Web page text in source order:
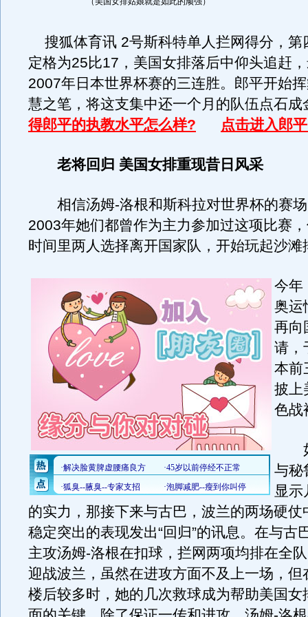
搜狐体育讯 2号斯科特单人拦网得分，第
定格为25比17，美国女排落后中仰头追赶
2007年日本世界杯赛的三连胜。郎平开始
慧之笔，将这支集中还一个月的队伍点石成
得郎平的执教水平怎么样?
点击进入郎
老将回归 美国女排重现昔日风采
相信汤姆-洛根和斯科拉对世界杯的赛场
2003年她们都曾作为主力参加过这项比赛
时间里两人选择离开国家队，开始玩起沙滩
今年
奥运
再向
请，
本前
披上
色战
如
与秘
显示
的实力，那接下来与古巴，波兰的两场硬仗
稳定突出的表现发出“回归”的讯息。在与古
主攻汤姆-洛根在扣球，拦网两项均排在全
迎战波兰，虽然在进攻方面不及上一场，但
楼后较多时，她的几次救球成为帮助美国女